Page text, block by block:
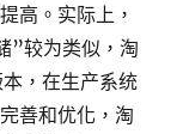
高。实际上，
”较为类似，淘
，在生产系统
善和优化，淘